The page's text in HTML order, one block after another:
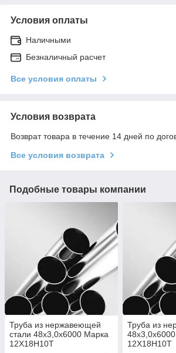
Условия оплаты
Наличными
Безналичный расчет
Все условия оплаты
Условия возврата
Возврат товара в течение 14 дней по
Все условия возврата
Подобные товары компании
Труба из нержавеющей
стали 48х3,0х6000 Марка
12Х18Н10Т
Труба из
12Х18Н10Т